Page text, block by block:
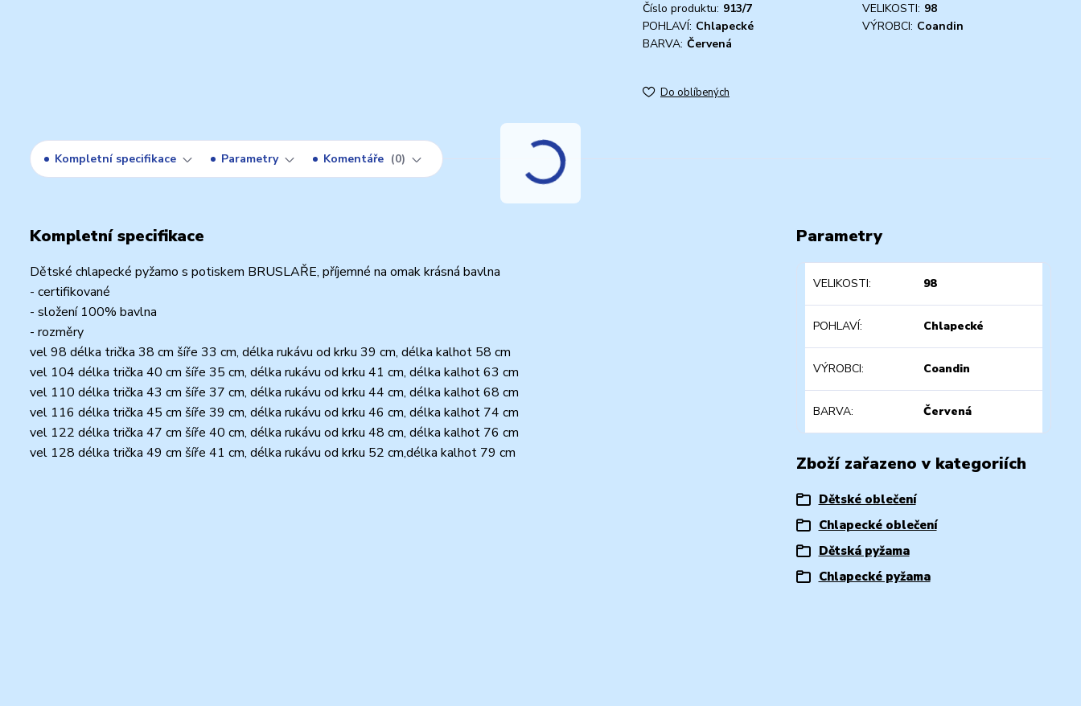
Číslo produktu: 913/7 VELIKOSTI: 98
POHLAVÍ: Chlapecké VÝROBCI: Coandin
BARVA: Červená
Do oblíbených
Kompletní specifikace Parametry Komentáře 0
Kompletní specifikace
Dětské chlapecké pyžamo s potiskem BRUSLAŘE, příjemné na omak krásná bavlna
- certifikované
- složení 100% bavlna
- rozměry
vel 98 délka trička 38 cm šíře 33 cm, délka rukávu od krku 39 cm, délka kalhot 58 cm
vel 104 délka trička 40 cm šíře 35 cm, délka rukávu od krku 41 cm, délka kalhot 63 cm
vel 110 délka trička 43 cm šíře 37 cm, délka rukávu od krku 44 cm, délka kalhot 68 cm
vel 116 délka trička 45 cm šíře 39 cm, délka rukávu od krku 46 cm, délka kalhot 74 cm
vel 122 délka trička 47 cm šíře 40 cm, délka rukávu od krku 48 cm, délka kalhot 76 cm
vel 128 délka trička 49 cm šíře 41 cm, délka rukávu od krku 52 cm,délka kalhot 79 cm
Parametry
VELIKOSTI 98
POHLAVÍ Chlapecké
VÝROBCI Coandin
BARVA Červená
Zboží zařazeno v kategoriích
Dětské oblečení
Chlapecké oblečení
Dětská pyžama
Chlapecké pyžama